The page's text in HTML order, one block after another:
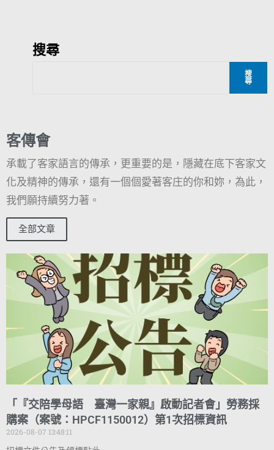
搜尋
搜
尋
客傳會
承載了客家語言的傳承，更重要的是，隱藏在底下客家文
化及精神的傳承，還有一個個愛著客庄的你和妳，為此，
我們願持續努力著。
全部文章
「『交陪學母語 臺灣一家親』啟動記者會」勞務採
購案（案號：HPCF1150012）第1次招標資訊
2026-08-07 13:48:11